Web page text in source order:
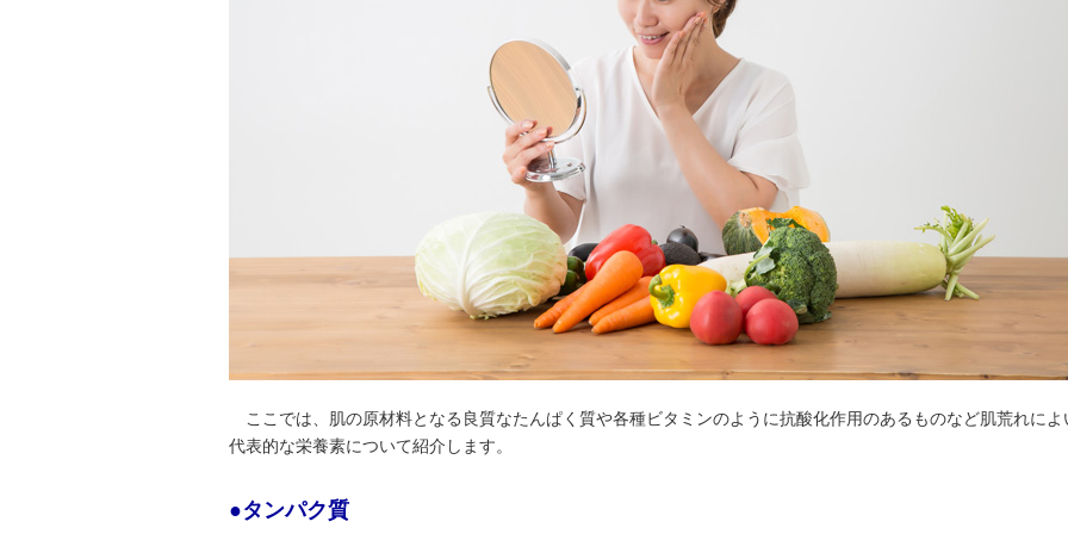
ここでは、肌の原材料となる良質なたんぱく質や各種ビタミンのように抗酸化作用のあるものなど肌荒れによ
代表的な栄養素について紹介します。
●タンパク質